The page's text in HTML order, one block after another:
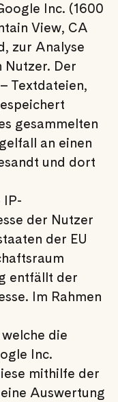
Inc. (1600
View, CA
zur Analyse
Nutzer. Der
Textdateien,
gesammelten
an einen
und dort
IP-
der Nutzer
der EU
entfällt der
Im Rahmen
die
Inc.
mithilfe der
Auswertung